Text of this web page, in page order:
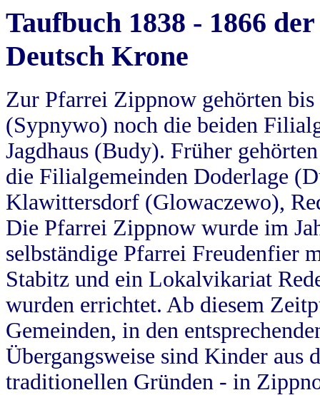
Taufbuch 1838 - 1866
Deutsch Krone
Zur Pfarrei Zippnow gehörten
(Sypnywo) noch die beiden
Jagdhaus (Budy). Früher
die Filialgemeinden Doderlage
Klawittersdorf (Glowaczewo),
Die Pfarrei Zippnow wurde im
selbständige Pfarrei Freudenfier
Stabitz und ein Lokalvikariat
wurden errichtet. Ab diesem
Gemeinden, in den
Übergangsweise sind Kinder aus
traditionellen Gründen - in